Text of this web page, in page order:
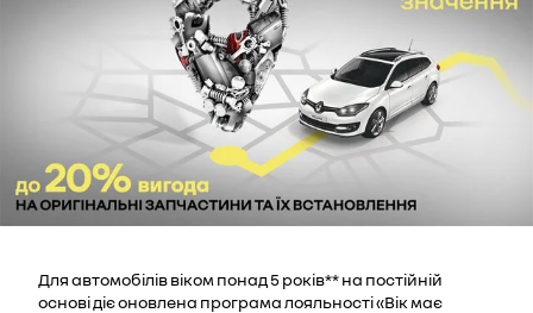
Для автомобілів віком понад 5 років** на постійній
основі діє оновлена програма лояльності «Вік має